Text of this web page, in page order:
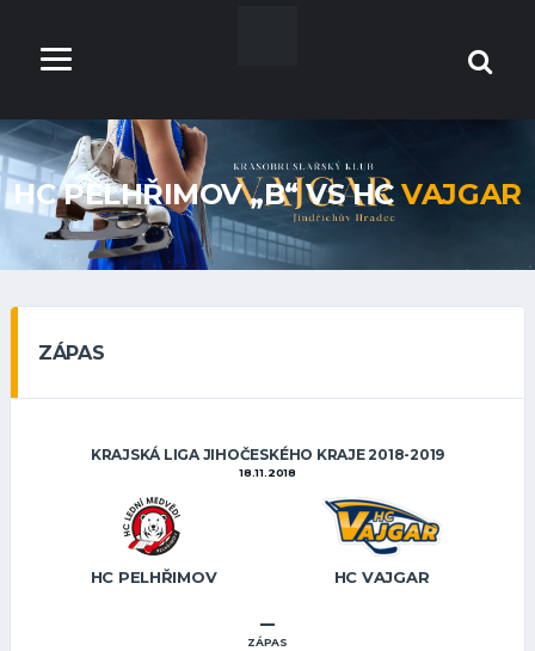
HC PELHŘIMOV „B“ VS HCVAJGAR
ZÁPAS
KRAJSKÁ LIGA JIHOČESKÉHO KRAJE 2018-2019
18.11.2018
HC PELHŘIMOV HC VAJGAR
–
ZÁPAS